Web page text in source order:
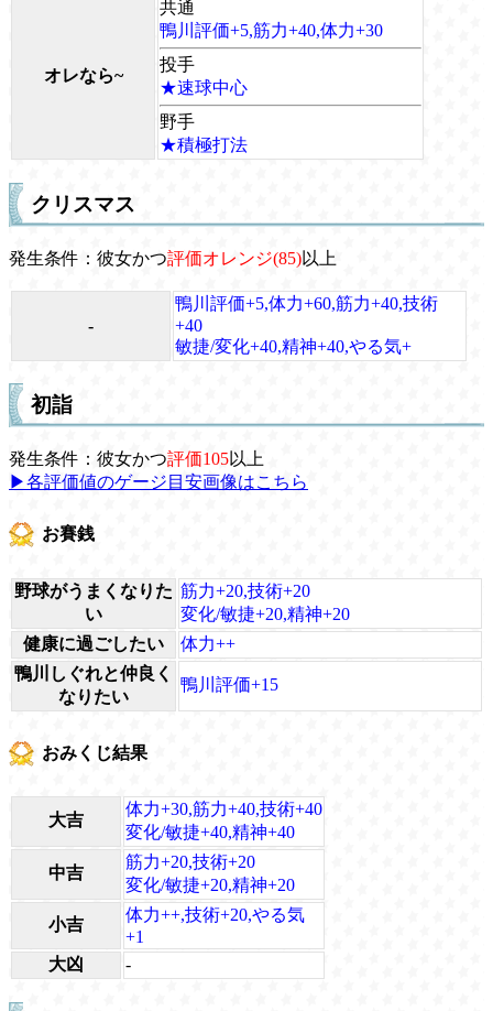
オレなら~
共通
鴨川評価+5,筋力+40,体力+30
投手
★速球中心
野手
★積極打法
クリスマス
発生条件：彼女かつ評価オレンジ(85)以上
-
鴨川評価+5,体力+60,筋力+40,技術
+40
敏捷/変化+40,精神+40,やる気+
初詣
発生条件：彼女かつ評価105以上
▶各評価値のゲージ目安画像はこちら
お賽銭
野球がうまくなりた
い
筋力+20,技術+20
変化/敏捷+20,精神+20
健康に過ごしたい
体力++
鴨川しぐれと仲良く
なりたい
鴨川評価+15
おみくじ結果
大吉
体力+30,筋力+40,技術+40
変化/敏捷+40,精神+40
中吉
筋力+20,技術+20
変化/敏捷+20,精神+20
小吉
体力++,技術+20,やる気
+1
大凶
-